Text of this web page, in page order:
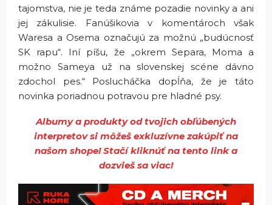
tajomstva, nie je teda známe pozadie novinky a ani
jej zákulisie. Fanúšikovia v komentároch však
Waresa a Osema označujú za možnú „budúcnosť
SK rapu“. Iní píšu, že „okrem Separa, Moma a
možno Sameya už na slovenskej scéne dávno
zdochol pes.“ Poslucháčka dopĺňa, že je táto
novinka poriadnou potravou pre hladné psy.
Albumy a produkty od tvojich obľúbených
interpretov si môžeš exkluzívne zakúpiť na
našom shope! Stačí kliknúť na tento link a
dozvieš sa viac!